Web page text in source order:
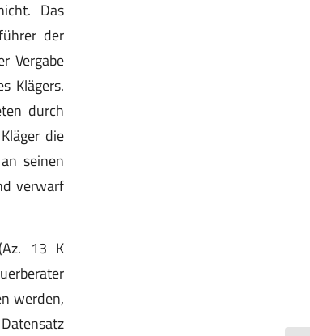
Das
der
Vergabe
Klägers.
durch
die
seinen
verwarf
13 K
werden,